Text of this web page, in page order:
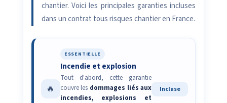
chantier. Voici les principales garanties incluses
dans un contrat tous risques chantier en France.
🔥
ESSENTIELLE
Incendie et explosion
Tout d'abord, cette garantie
couvre les dommages liés aux
incendies, explosions et
Incluse